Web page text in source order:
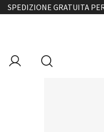
SPEDIZIONE GRATUITA